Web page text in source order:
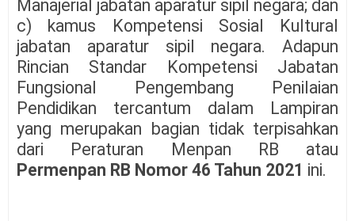
Manajerial jabatan aparatur sipil negara; dan
c) kamus Kompetensi Sosial Kultural
jabatan aparatur sipil negara. Adapun
Rincian Standar Kompetensi Jabatan
Fungsional Pengembang Penilaian
Pendidikan tercantum dalam Lampiran
yang merupakan bagian tidak terpisahkan
dari Peraturan Menpan RB atau
Permenpan RB Nomor 46 Tahun 2021 ini.